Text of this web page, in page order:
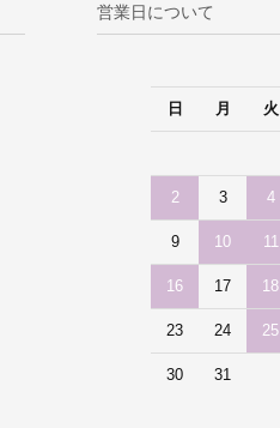
営業日について
日
月 火
2 3 4
9 10 11
16 17 18
23 24 25
30 31